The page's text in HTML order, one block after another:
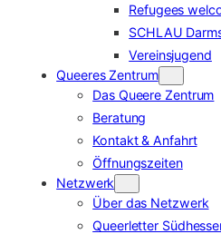
Refugees
SCHLAU
Vereinsjugend
Queeres Zentrum
Das Queere Zentrum
Beratung
Kontakt & Anfahrt
Öffnungszeiten
Netzwerk
Über das Netzwerk
Queerletter